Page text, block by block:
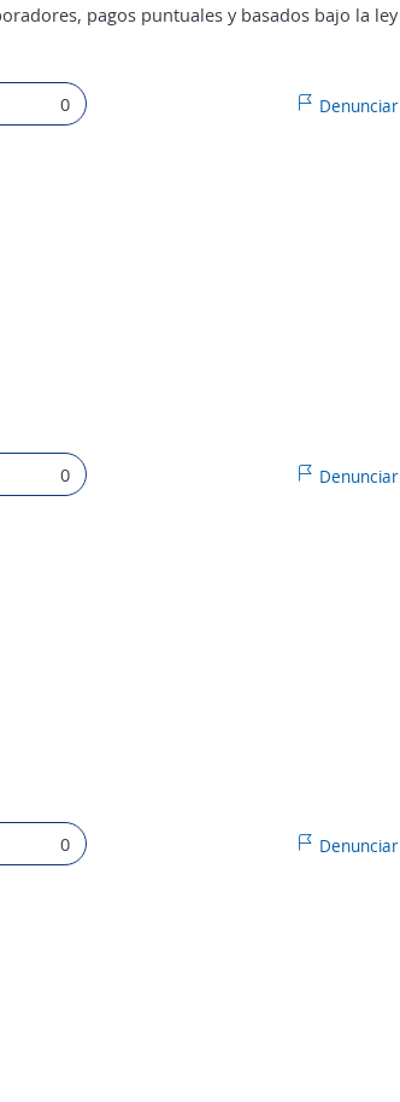
pagos puntuales y basados bajo la ley
0 Denunciar
0 Denunciar
0 Denunciar